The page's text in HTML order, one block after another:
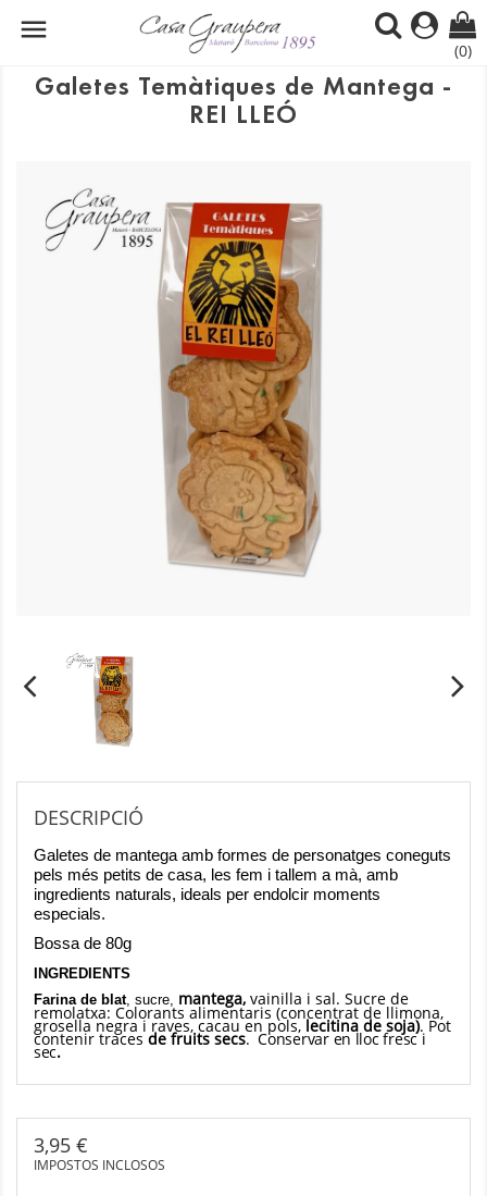

(0)
Galetes Temàtiques de Mantega -
REI LLEÓ
DESCRIPCIÓ
Galetes de mantega amb formes de personatges coneguts
pels més petits de casa, les fem i tallem a mà, amb
ingredients naturals, ideals per endolcir moments
especials.
Bossa de 80g
INGREDIENTS
Farina de blat, sucre, mantega, vainilla i sal. Sucre de
remolatxa: Colorants alimentaris (concentrat de llimona,
grosella negra i raves, cacau en pols,lecitina de soja). Pot
contenir tracesde fruits secs. Conservar en lloc fresc i
sec.
3,95 €
IMPOSTOS INCLOSOS